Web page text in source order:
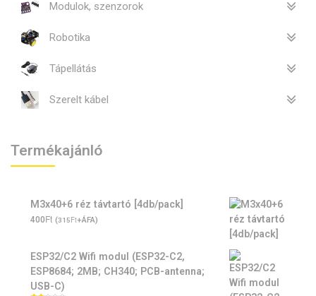
Modulok, szenzorok
Robotika
Tápellátás
Szerelt kábel
Termékajánló
M3x40+6 réz távtartó [4db/pack]
400Ft (315Ft+ÁFA)
ESP32/C2 Wifi modul (ESP32-C2,
ESP8684; 2MB; CH340; PCB-antenna;
USB-C)